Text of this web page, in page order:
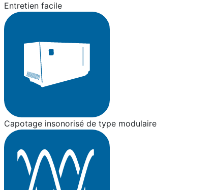
Entretien facile
Capotage insonorisé de type modulaire